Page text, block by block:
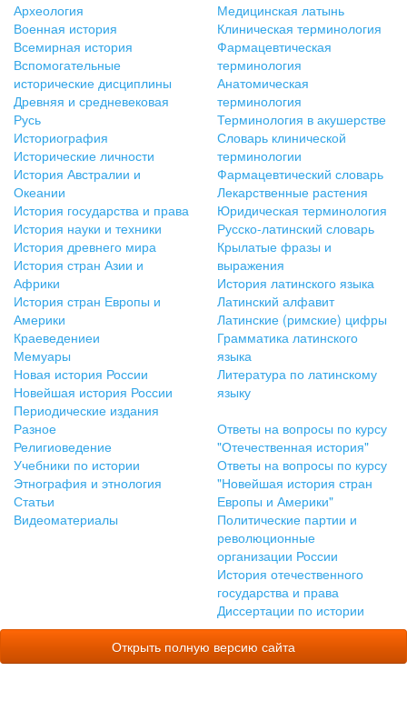
Археология
Военная история
Всемирная история
Вспомогательные
исторические дисциплины
Древняя и средневековая
Русь
Историография
Исторические личности
История Австралии и
Океании
История государства и права
История науки и техники
История древнего мира
История стран Азии и
Африки
История стран Европы и
Америки
Краеведениеи
Мемуары
Новая история России
Новейшая история России
Периодические издания
Разное
Религиоведение
Учебники по истории
Этнография и этнология
Статьи
Видеоматериалы
Медицинская латынь
Клиническая терминология
Фармацевтическая
терминология
Анатомическая
терминология
Терминология в акушерстве
Словарь клинической
терминологии
Фармацевтический словарь
Лекарственные растения
Юридическая терминология
Русско-латинский словарь
Крылатые фразы и
выражения
История латинского языка
Латинский алфавит
Латинские (римские) цифры
Грамматика латинского
языка
Литература по латинскому
языку
Ответы на вопросы по курсу
"Отечественная история"
Ответы на вопросы по курсу
"Новейшая история стран
Европы и Америки"
Политические партии и
революционные
организации России
История отечественного
государства и права
Диссертации по истории
Открыть полную версию сайта